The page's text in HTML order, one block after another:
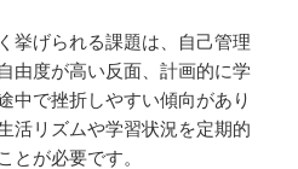
挙げられる課題は、自己管理
由度が高い反面、計画的に学
中で挫折しやすい傾向があり
活リズムや学習状況を定期的
とが必要です。